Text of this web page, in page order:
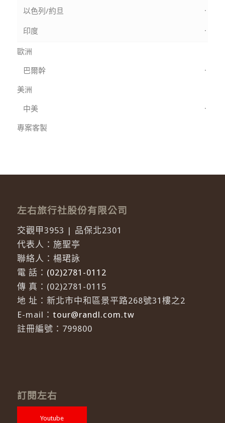
以色列/約旦
印度
歐洲
巴爾幹
美洲
中美
專案客製
左右旅行社股份有限公司
交觀甲3953 | 品保北2301
代表人：施聖亭
聯絡人：楊珺詠
電 話： (02)2781-0112
傳 真：(02)2781-0115
地 址：新北市中和區景平路268號31樓之2
E-mail： tour@randl.com.tw
註冊編號：799800
訂閱左右
Youtube